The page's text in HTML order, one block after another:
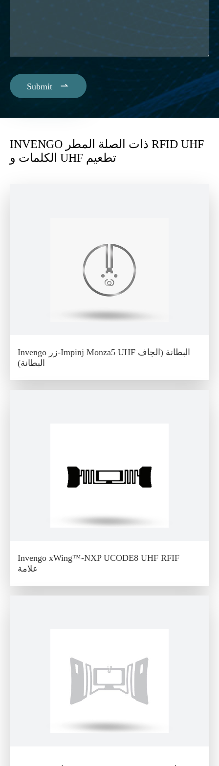
Submit 
INVENGO ذات الصلة المطر RFID UHF
الكلمات و UHF تطعيم
Invengo زر-Impinj Monza5 UHF البطانة (الجاف
البطانة)
Invengo xWing™-NXP UCODE8 UHF RFIF
علامة